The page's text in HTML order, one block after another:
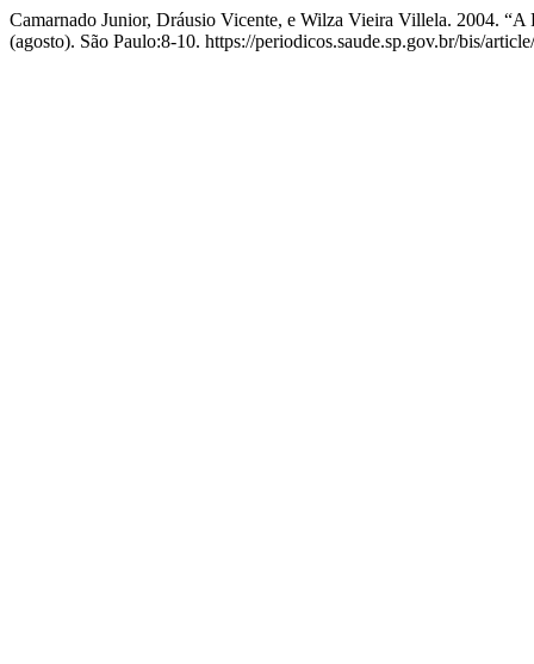
Camarnado Junior, Dráusio Vicente, e Wilza Vieira Villela. 2004.
(agosto). São Paulo:8-10. https://periodicos.saude.sp.gov.br/bis/